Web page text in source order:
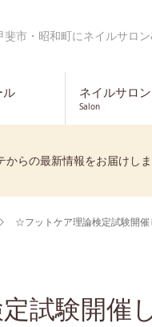
斐市・昭和町にネイルサロ
ル ネイルサロン
Salon
らの最新情報をお届けしま
☆フットケア理論検定試験開
試験開催